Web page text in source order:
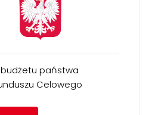
państwa
Celowego